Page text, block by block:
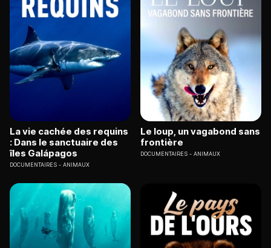
La vie cachée des requins
: Dans le sanctuaire des
îles Galápagos
DOCUMENTAIRES ANIMAUX
Le loup, un vagabond sans
frontière
DOCUMENTAIRES ANIMAUX